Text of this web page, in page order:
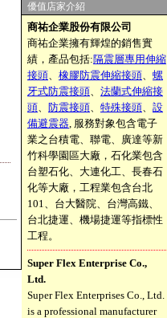
優值店家介紹
商祐企業股份有限公司
商祐企業擁有輝煌的銷售實
績，產品包括:隔震層專用伸縮
接頭、 橡膠防震伸縮接頭、 螺
牙式防震接頭、 法蘭式伸縮接
頭、 防震接頭、 特殊接頭、 設
備避震器, 服務對象包含電子
業之台積電、聯電、廣達等新
竹科學園區大廠，石化業包含
台塑石化、大連化工、長春石
化等大廠，工程業包含台北
101、台大醫院、台灣高鐵、
台北捷運、機場捷運等指標性
工程。
Super Flex Enterprise Co.,
Ltd.
Super Flex Enterprises Co., Ltd.
is a professional manufacturer